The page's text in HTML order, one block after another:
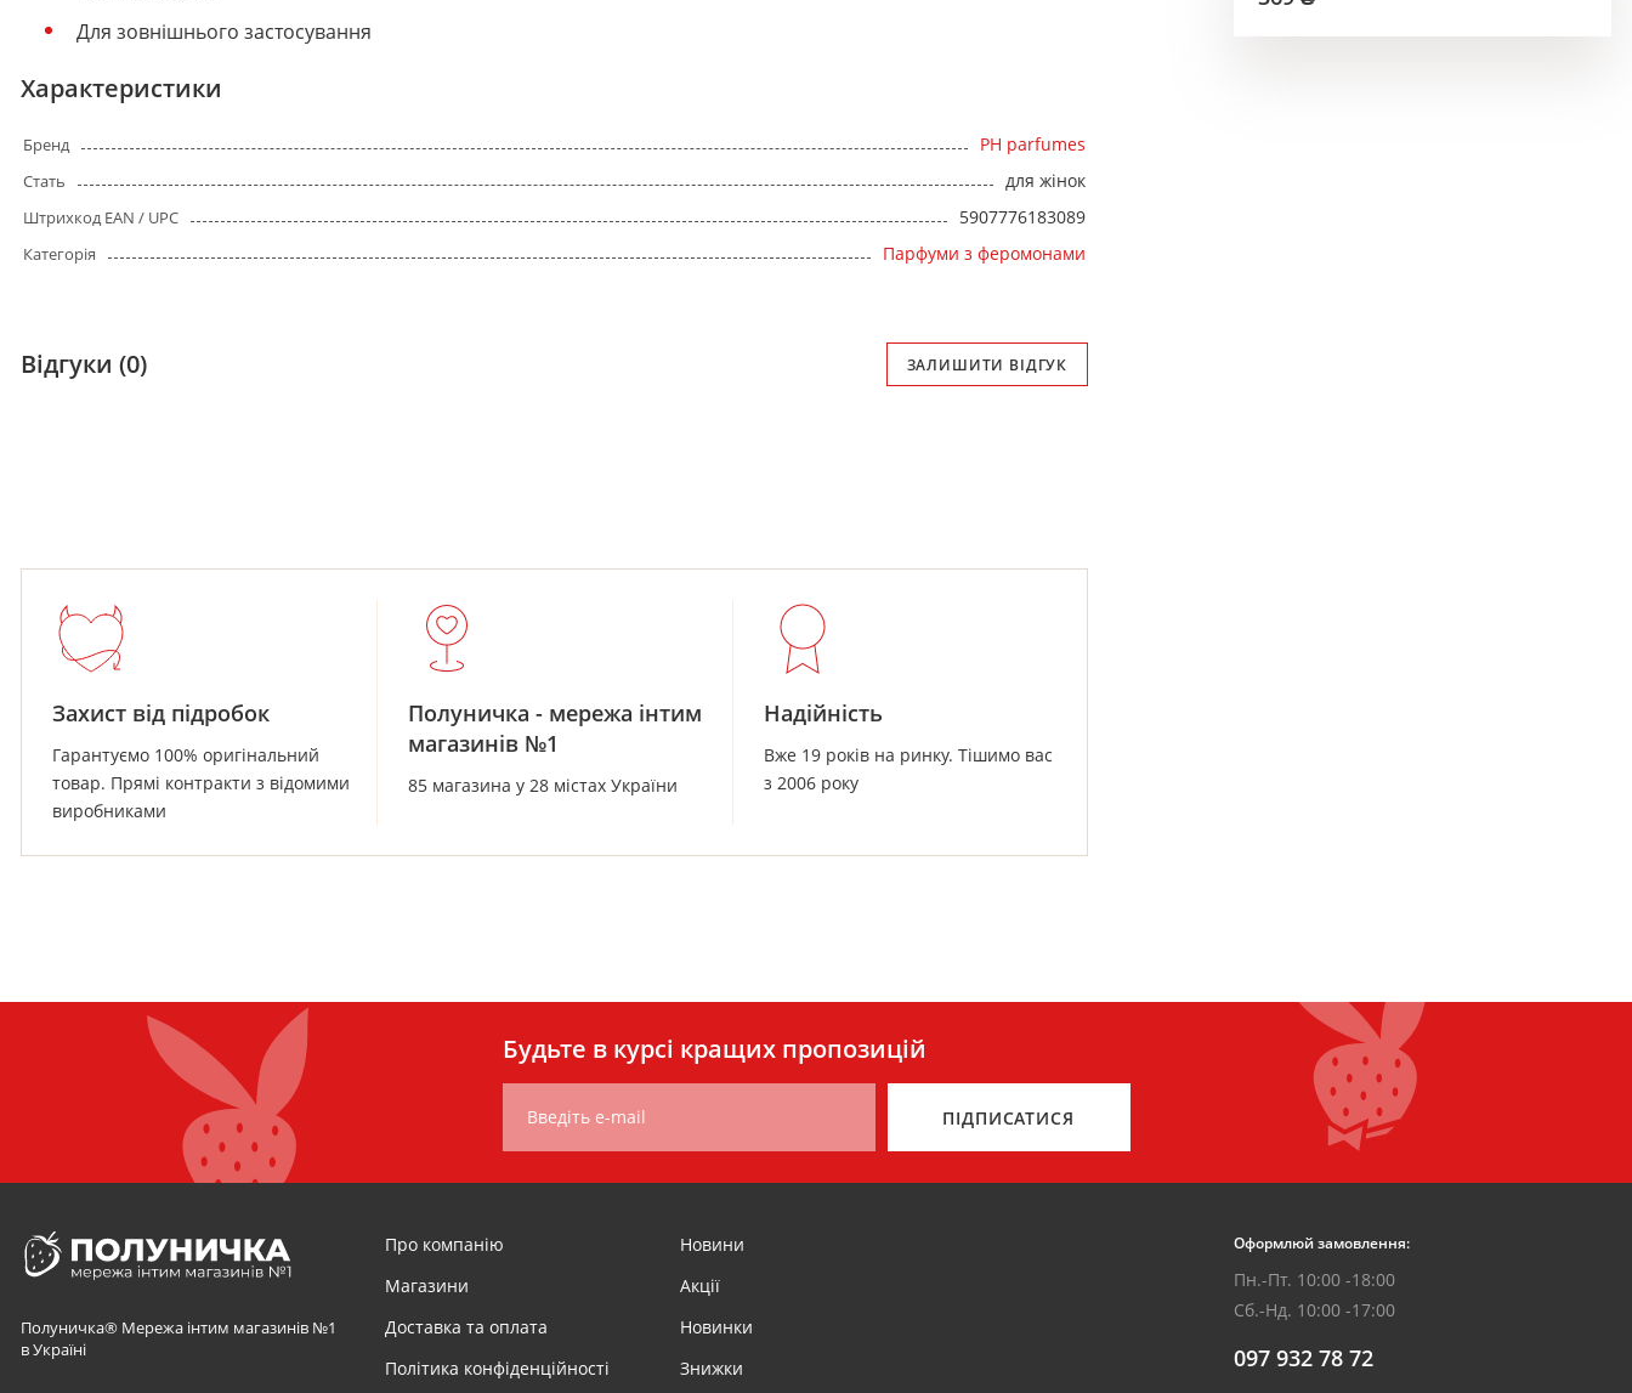
Для зовнішнього застосування
Характеристики
Бренд PH parfumes
Стать для жінок
Штрихкод EAN / UPC 5907776183089
Категорія Парфуми з феромонами
Відгуки (0) ЗАЛИШИТИ ВІДГУК
Захист від підробок
Гарантуємо 100% оригінальний
товар. Прямі контракти з відомими
виробниками
Полуничка - мережа інтим
магазинів №1
85 магазина у 28 містах України
Надійність
Вже 19 років на ринку. Тішимо вас
з 2006 року
Будьте в курсі кращих пропозицій
Введіть e-mail ПІДПИСАТИСЯ
Полуничка® Мережа інтим магазинів №1
в Україні
Про компанію
Магазини
Доставка та оплата
Політика конфіденційності
Новини
Акції
Новинки
Знижки
Оформлюй замовлення:
Пн.-Пт. 10:00 -18:00
Сб.-Нд. 10:00 -17:00
097 932 78 72